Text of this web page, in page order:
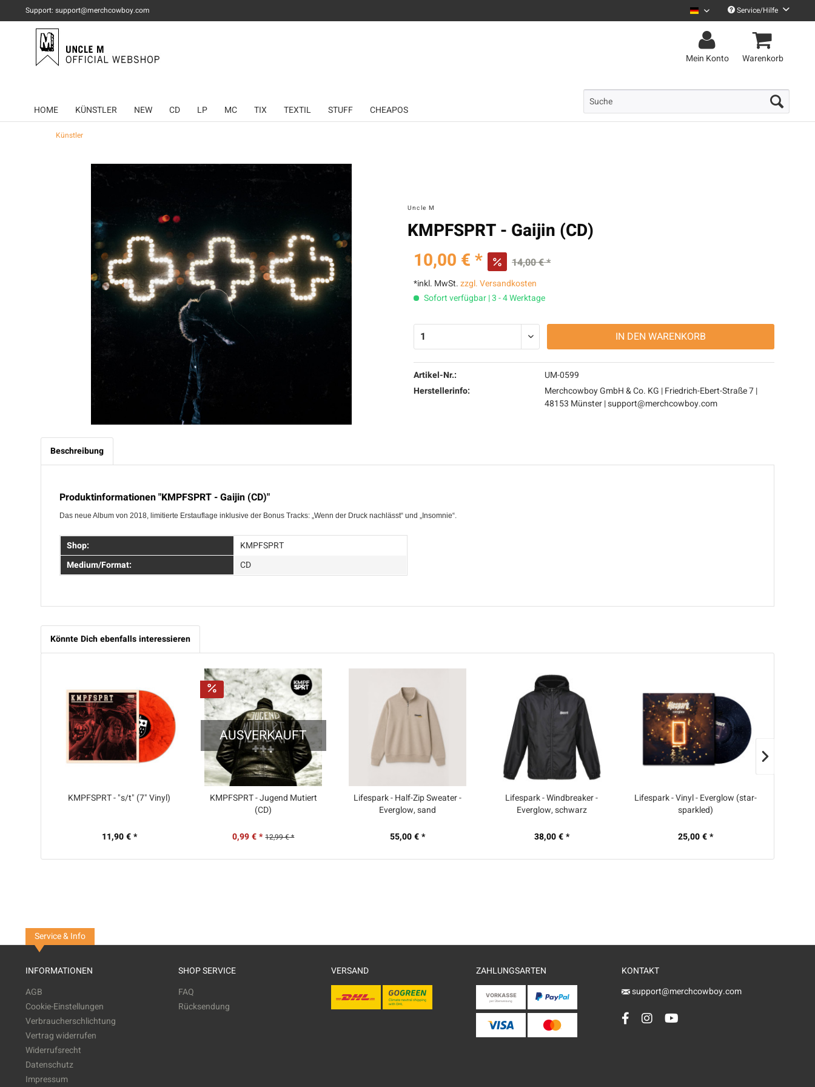
Support: support@merchcowboy.com Uncle M DeutschService/Hilfe
Mein Konto Warenkorb
HOME KÜNSTLER NEW CD LP MC TIX TEXTIL STUFF CHEAPOS
Künstler
Uncle M
KMPFSPRT - Gaijin (CD)
10,00 € *
14,00 € *
*inkl. MwSt.zzgl. Versandkosten
Sofort verfügbar | 3 - 4 Werktage
IN DEN WARENKORB
Artikel-Nr.:
UM-0599
Herstellerinfo:
Merchcowboy GmbH & Co. KG | Friedrich-Ebert-Straße 7 |
48153 Münster | support@merchcowboy.com
Beschreibung
Produktinformationen "KMPFSPRT - Gaijin (CD)"
Das neue Album von 2018, limitierte Erstauflage inklusive der Bonus Tracks: „Wenn der Druck nachlässt“ und „Insomnie“.
Shop:
KMPFSPRT
Medium/Format:
CD
Könnte Dich ebenfalls interessieren
KMPFSPRT - "s/t" (7" Vinyl)
11,90 € *
AUSVERKAUFT
KMPFSPRT - Jugend Mutiert
(CD)
0,99 € * 12,99 € *
Lifespark - Half-Zip Sweater -
Everglow, sand
55,00 € *
Lifespark - Windbreaker -
Everglow, schwarz
38,00 € *
Lifespark - Vinyl - Everglow (star-
sparkled)
25,00 € *
Service & Info
INFORMATIONEN
AGB
Cookie-Einstellungen
Verbraucherschlichtung
Vertrag widerrufen
Widerrufsrecht
Datenschutz
Impressum
SHOP SERVICE
FAQ
Rücksendung
VERSAND ZAHLUNGSARTEN
KONTAKT
support@merchcowboy.com